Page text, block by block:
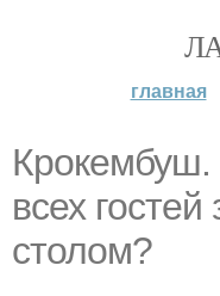
главная
Крокембуш.
всех
столом?